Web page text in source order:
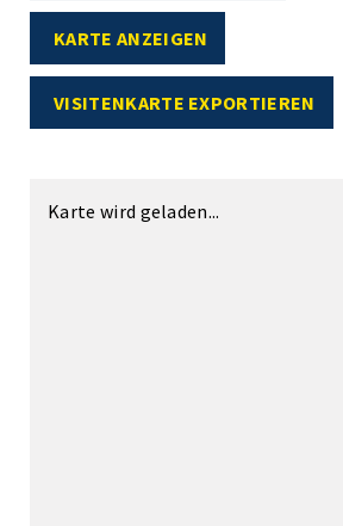
KARTE ANZEIGEN
VISITENKARTE EXPORTIEREN
Karte wird geladen...